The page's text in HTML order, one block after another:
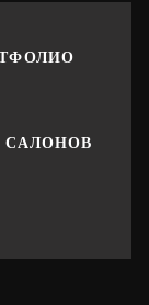
САЛОНОВ